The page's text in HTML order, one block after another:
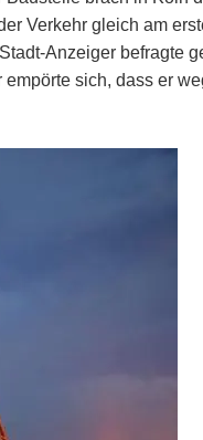
Verkehr gleich am
Anzeiger befragte
sich, dass er